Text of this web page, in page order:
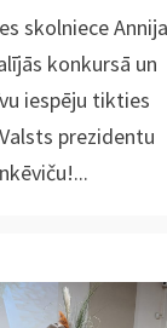
skolniece Annija
konkursā un
iespēju tikties
prezidentu